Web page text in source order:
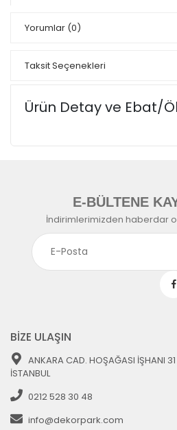
Yorumlar (0)
Taksit Seçenekleri
Ürün Detay ve Ebat/
E-BÜLTENE
İndirimlerimizden haberdar
BİZE ULAŞIN
ANKARA CAD. HOŞAĞASI İŞHANI
İSTANBUL
0212 528 30 48
info@dekorpark.com